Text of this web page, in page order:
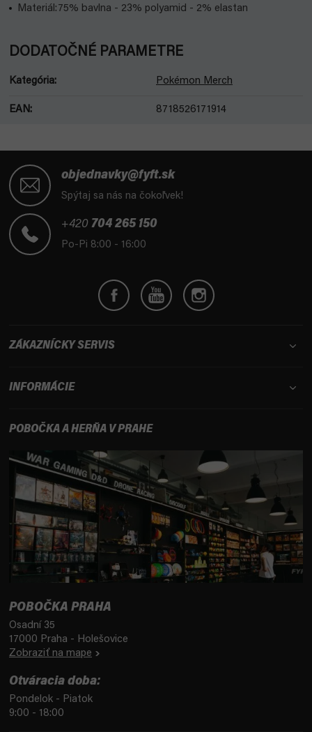
Materiál: 75% bavlna - 23% polyamid - 2% elastan
DODATOČNÉ PARAMETRE
Kategória: Pokémon Merch
EAN: 8718526171914
objednavky@fyft.sk
Spýtaj sa nás na čokoľvek!
+420 704 265 150
Po-Pi 8:00 - 16:00
ZÁKAZNÍCKY SERVIS
INFORMÁCIE
POBOČKA A HERŇA V PRAHE
POBOČKA PRAHA
Osadní 35
17000 Praha - Holešovice
Zobraziť na mape
Otváracia doba:
Pondelok - Piatok
9:00 - 18:00